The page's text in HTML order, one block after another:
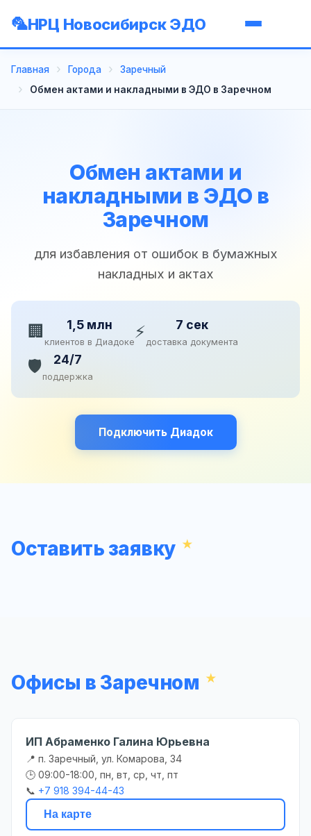
НРЦ Новосибирск ЭДО
Главная Города
Заречный
Обмен актами и накладными в ЭДО в Заречном
Обмен актами и
накладными в ЭДО в
Заречном
для избавления от ошибок в бумажных
накладных и актах
🏢 1,5 млн
клиентов в Диадоке⚡ 7 сек
доставка документа
🛡️ 24/7
поддержка
Подключить Диадок
Оставить заявку
Офисы в Заречном
ИП Абраменко Галина Юрьевна
📍 п. Заречный, ул. Комарова, 34
🕒 09:00-18:00, пн, вт, ср, чт, пт
📞 +7 918 394-44-43
На карте